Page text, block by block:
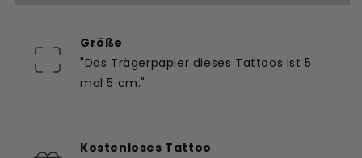
Größe
"Das Trägerpapier dieses Tattoos ist 5
mal 5 cm."
Kostenloses Tattoo